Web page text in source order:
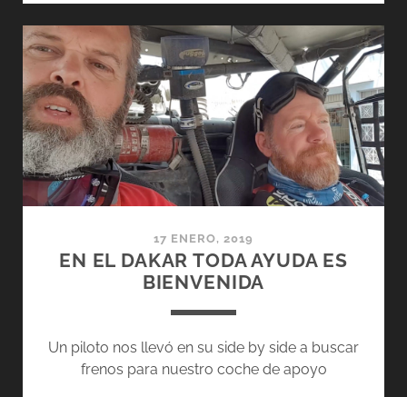
PEDRERO
17 ENERO, 2019
EN EL DAKAR TODA AYUDA ES
BIENVENIDA
Un piloto nos llevó en su side by side a buscar
frenos para nuestro coche de apoyo